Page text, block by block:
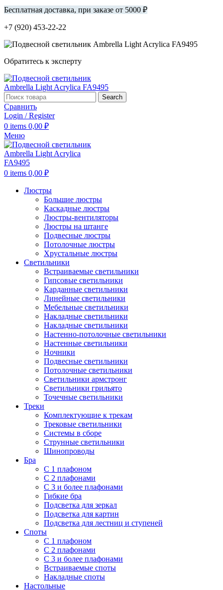
Бесплатная доставка, при заказе от 5000 ₽
+7 (920) 453-22-22
Обратитесь к эксперту
Search
Сравнить
Login / Register
0 items 0,00 ₽
Меню
0 items 0,00 ₽
Люстры
Большие люстры
Каскадные люстры
Люстры-вентиляторы
Люстры на штанге
Подвесные люстры
Потолочные люстры
Хрустальные люстры
Светильники
Встраиваемые светильники
Гипсовые светильники
Карданные светильники
Линейные светильники
Мебельные светильники
Накладные светильники
Накладные светильники
Настенно-потолочные светильники
Настенные светильники
Ночники
Подвесные светильники
Потолочные светильники
Светильники армстронг
Светильники грильято
Точечные светильники
Треки
Комплектующие к трекам
Трековые светильники
Системы в сборе
Струнные светильники
Шинопроводы
Бра
С 1 плафоном
С 2 плафонами
С 3 и более плафонами
Гибкие бра
Подсветка для зеркал
Подсветка для картин
Подсветка для лестниц и ступеней
Споты
С 1 плафоном
С 2 плафонами
С 3 и более плафонами
Встраиваемые споты
Накладные споты
Настольные